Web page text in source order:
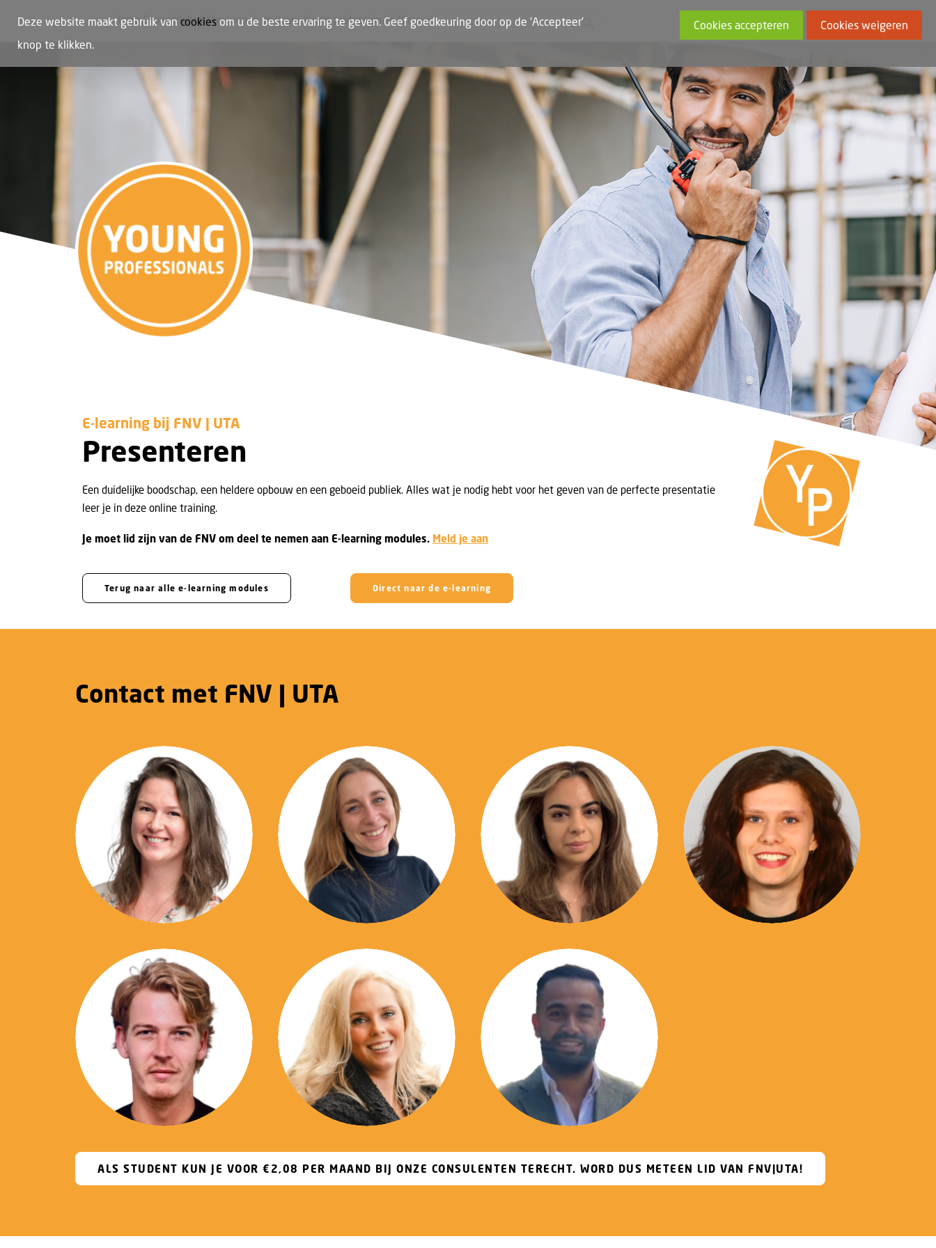
Home Cao Werkdruk Vrouwen in de bouw Young professionals Nieuws
E-learning bij FNV | UTA
Presenteren
Een duidelijke boodschap, een heldere opbouw en een geboeid publiek. Alles wat je nodig hebt voor het geven van de perfecte presentatie
leer je in deze online training.
Je moet lid zijn van de FNV om deel te nemen aan E-learning modules. Meld je aan
Terug naar alle e-learning modules Direct naar de e-learning
Contact met FNV | UTA
06 39 83 74 49 06 43 60 34 87 06 34 60 91 67 06 39 18 38 79
06 23 70 89 43 06 38 21 39 43 06 10 05 87 68
ALS STUDENT KUN JE VOOR €2,08 PER MAAND BIJ ONZE CONSULENTEN TERECHT. WORD DUS METEEN LID VAN FNV|UTA!
Deze website maakt gebruik van cookiesom u de beste ervaring te geven. Geef goedkeuring door op de 'Accepteer'
knop te klikken.
Cookies accepteren Cookies weigeren